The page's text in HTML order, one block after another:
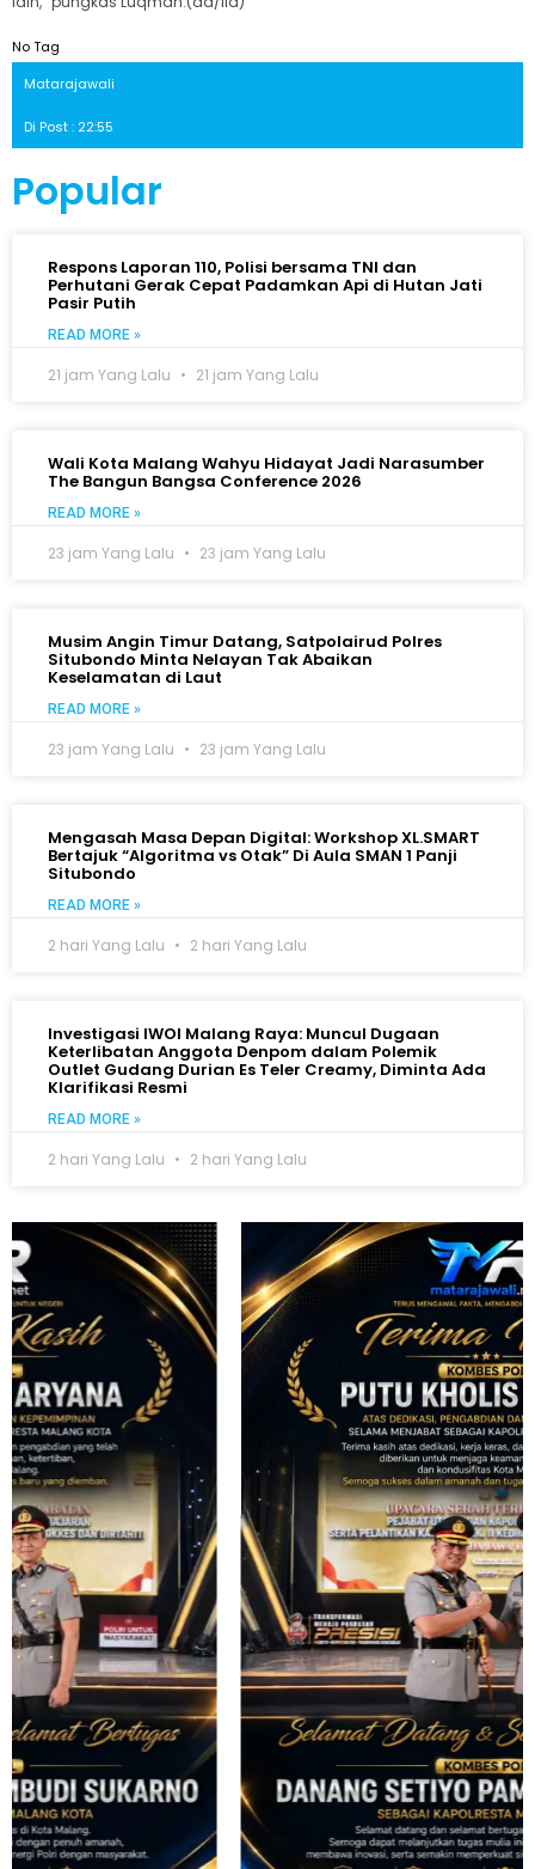
No Tag
Matarajawali
Di Post : 22:55
Popular
Respons Laporan 110, Polisi bersama TNI dan
Perhutani Gerak Cepat Padamkan Api di Hutan Jati
Pasir Putih
READ MORE »
21 jam Yang Lalu 21 jam Yang Lalu
Wali Kota Malang Wahyu Hidayat Jadi Narasumber
The Bangun Bangsa Conference 2026
READ MORE »
23 jam Yang Lalu 23 jam Yang Lalu
Musim Angin Timur Datang, Satpolairud Polres
Situbondo Minta Nelayan Tak Abaikan
Keselamatan di Laut
READ MORE »
23 jam Yang Lalu 23 jam Yang Lalu
Mengasah Masa Depan Digital: Workshop XL.SMART
Bertajuk “Algoritma vs Otak” Di Aula SMAN 1 Panji
Situbondo
READ MORE »
2 hari Yang Lalu 2 hari Yang Lalu
Investigasi IWOI Malang Raya: Muncul Dugaan
Keterlibatan Anggota Denpom dalam Polemik
Outlet Gudang Durian Es Teler Creamy, Diminta Ada
Klarifikasi Resmi
READ MORE »
2 hari Yang Lalu 2 hari Yang Lalu